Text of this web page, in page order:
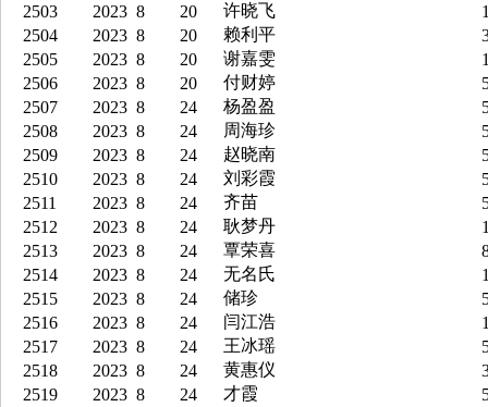
2503
2023 8 20 许晓飞
2504
2023 8 20 赖利平
2505
2023 8 20 谢嘉雯
2506
2023 8 20 付财婷
2507
2023 8 24 杨盈盈
2508
2023 8 24 周海珍
2509
2023 8 24 赵晓南
2510
2023 8 24 刘彩霞
2511
2023 8 24 齐苗
2512
2023 8 24 耿梦丹
2513
2023 8 24 覃荣喜
2514
2023 8 24 无名氏
2515
2023 8 24 储珍
2516
2023 8 24 闫江浩
2517
2023 8 24 王冰瑶
2518
2023 8 24 黄惠仪
2519
2023 8 24 才霞